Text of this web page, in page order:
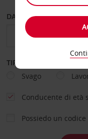
DAL GIORNO
TIPOLOGIA DI NOLEGGIO
Svago
Conducente di età
Possiedo un